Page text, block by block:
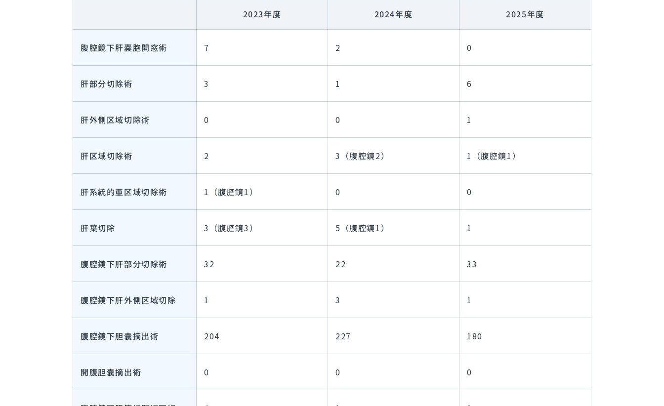
2023年度 2024年度 2025年度
腹腔鏡下肝嚢胞開窓術 7 2 0
肝部分切除術 3 1 6
肝外側区域切除術 0 0 1
肝区域切除術 2 3（腹腔鏡2） 1（腹腔鏡1）
肝系統的亜区域切除術 1（腹腔鏡1） 0 0
肝葉切除 3（腹腔鏡3） 5（腹腔鏡1） 1
腹腔鏡下肝部分切除術 32 22 33
腹腔鏡下肝外側区域切除 1 3 1
腹腔鏡下胆嚢摘出術 204 227 180
開腹胆嚢摘出術 0 0 0